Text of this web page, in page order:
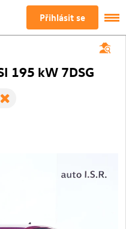
Přihlásit se
195 kW 7DSG